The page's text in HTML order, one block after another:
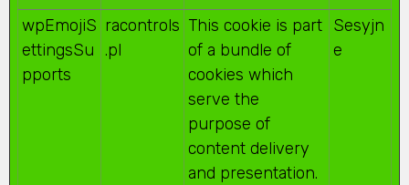
wpEmojiS
ettingsSu
pports
racontrols
.pl
This cookie is part
of a bundle of
cookies which
serve the
purpose of
content delivery
and presentation.
Sesyjn
e